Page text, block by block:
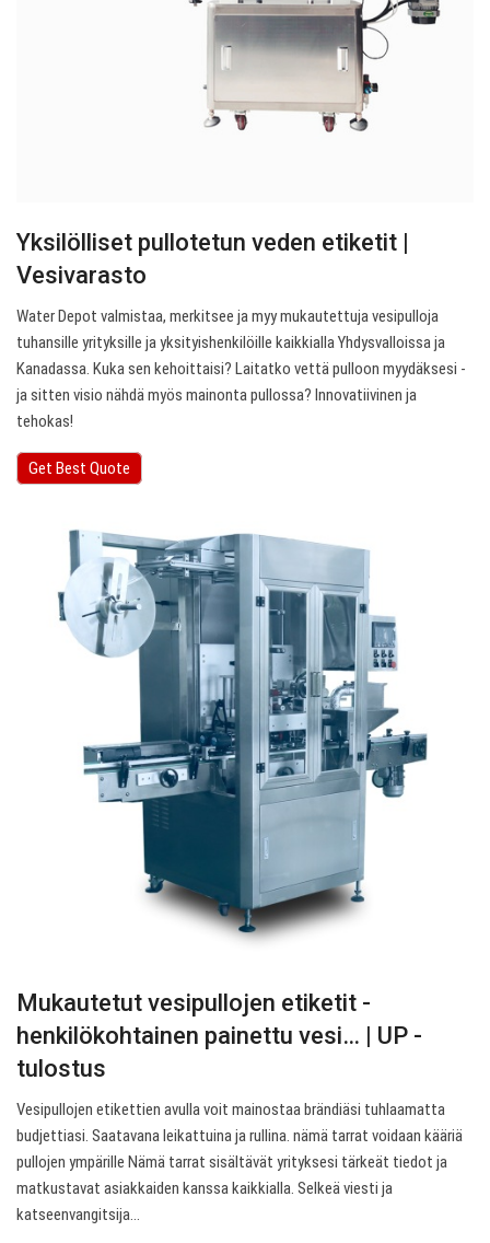
Yksilölliset pullotetun veden etiketit |
Vesivarasto
Water Depot valmistaa, merkitsee ja myy mukautettuja vesipulloja
tuhansille yrityksille ja yksityishenkilöille kaikkialla Yhdysvalloissa ja
Kanadassa. Kuka sen kehoittaisi? Laitatko vettä pulloon myydäksesi -
ja sitten visio nähdä myös mainonta pullossa? Innovatiivinen ja
tehokas!
Get Best Quote
Mukautetut vesipullojen etiketit -
henkilökohtainen painettu vesi… | UP -
tulostus
Vesipullojen etikettien avulla voit mainostaa brändiäsi tuhlaamatta
budjettiasi. Saatavana leikattuina ja rullina. nämä tarrat voidaan kääriä
pullojen ympärille Nämä tarrat sisältävät yrityksesi tärkeät tiedot ja
matkustavat asiakkaiden kanssa kaikkialla. Selkeä viesti ja
katseenvangitsija…